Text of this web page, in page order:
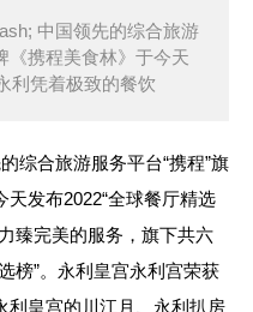
中国领先的综合旅游
《携程美食林》于今天
利凭着极致的餐饮
综合旅游服务平台“携程”旗
发布2022“全球餐厅精选
臻完美的服务，旗下共六
榜”。永利皇宫永利宫荣获
利皇宫的川江月、永利扒房